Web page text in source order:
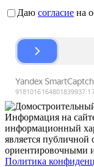
Даю согласие на
Информация на
информационный
является
ориентировочными
Политика